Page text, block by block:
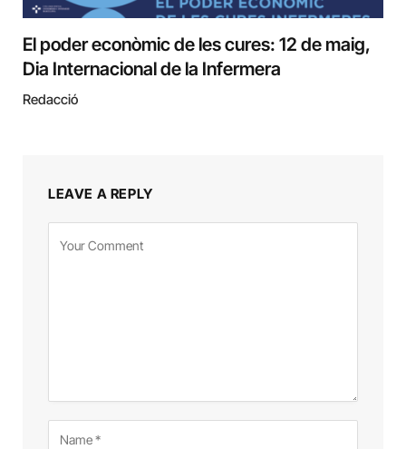
El poder econòmic de les cures: 12 de maig,
Dia Internacional de la Infermera
Redacció
LEAVE A REPLY